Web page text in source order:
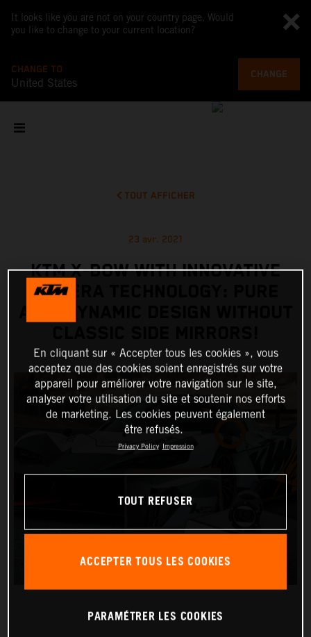
It looks like you are not on your country page. Would
you like to change to your current location?
CHANGE TO
United States
CHANGE
TOUT AFFICHER
23 avr. 2021
KTM X-BOW WITH INNOVATIVE
CAMERA TECHNOLOGY: PURE
En cliquant sur « Accepter tous les cookies », vous
acceptez que des cookies soient enregistrés sur votre
appareil pour améliorer votre navigation sur le site,
analyser votre utilisation du site et soutenir nos efforts
de marketing. Les cookies peuvent également
être refusés.
Privacy Policy Impression
TOUT REFUSER
ACCEPTER TOUS LES COOKIES
PARAMÉTRER LES COOKIES